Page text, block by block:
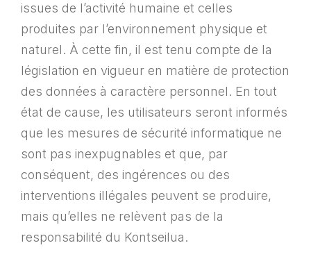
issues de l’activité humaine et celles
produites par l’environnement physique et
naturel. À cette fin, il est tenu compte de la
législation en vigueur en matière de protection
des données à caractère personnel. En tout
état de cause, les utilisateurs seront informés
que les mesures de sécurité informatique ne
sont pas inexpugnables et que, par
conséquent, des ingérences ou des
interventions illégales peuvent se produire,
mais qu’elles ne relèvent pas de la
responsabilité du Kontseilua.